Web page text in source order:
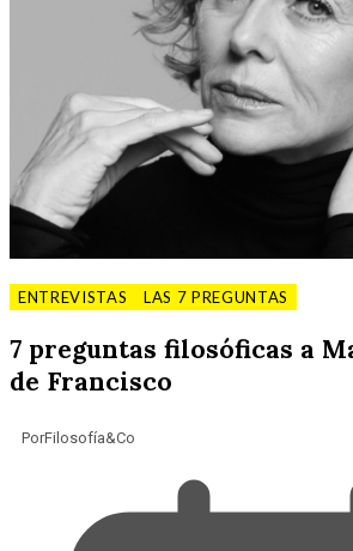
ENTREVISTAS LAS 7 PREGUNTAS
7 preguntas filosóficas a
de Francisco
PorFilosofía&Co